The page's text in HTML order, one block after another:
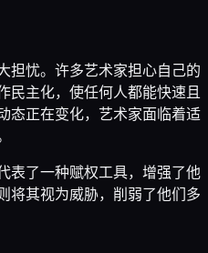
担忧。许多艺术家担心自己的
民主化，使任何人都能快速且
态正在变化，艺术家面临着适
表了一种赋权工具，增强了他
将其视为威胁，削弱了他们多